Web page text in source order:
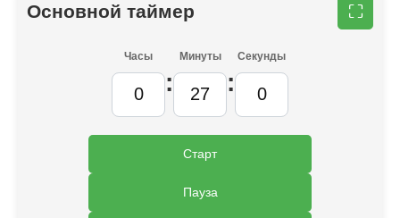
Основной таймер ⛶
Часы
:
Минуты
:
Секунды
Старт
Пауза